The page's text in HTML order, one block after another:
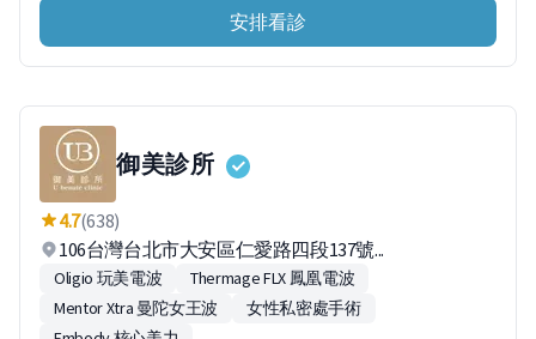
安排看診
御美診所
4.7(638)
106台灣台北市大安區仁愛路四段137號...
Oligio 玩美電波
Thermage FLX 鳳凰電波
Mentor Xtra 曼陀女王波
女性私密處手術